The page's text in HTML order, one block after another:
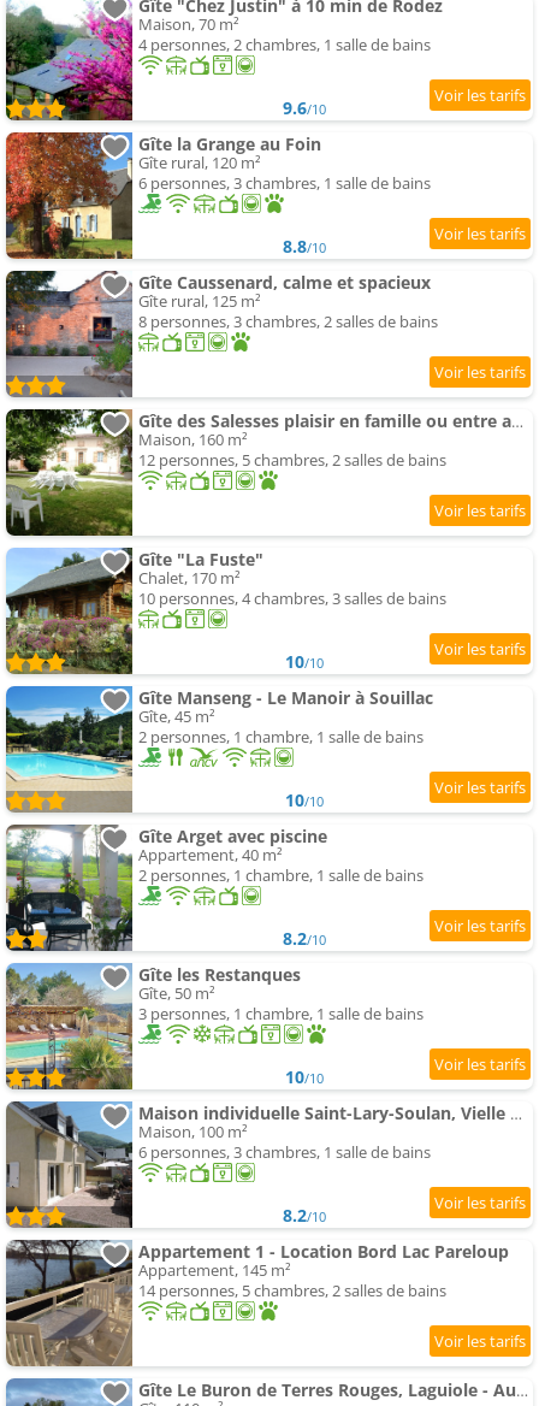
Gîte "Chez Justin" à 10 min de Rodez
Maison, 70 m²
4 personnes, 2 chambres, 1 salle de bains
9.6/10
Gîte la Grange au Foin
Gîte rural, 120 m²
6 personnes, 3 chambres, 1 salle de bains
8.8/10
Gîte Caussenard, calme et spacieux
Gîte rural, 125 m²
8 personnes, 3 chambres, 2 salles de bains
Gîte des Salesses plaisir en famille ou entre amis 5 chambres12PE
Maison, 160 m²
12 personnes, 5 chambres, 2 salles de bains
Gîte "La Fuste"
Chalet, 170 m²
10 personnes, 4 chambres, 3 salles de bains
10/10
Gîte Manseng - Le Manoir à Souillac
Gîte, 45 m²
2 personnes, 1 chambre, 1 salle de bains
10/10
Gîte Arget avec piscine
Appartement, 40 m²
2 personnes, 1 chambre, 1 salle de bains
8.2/10
Gîte les Restanques
Gîte, 50 m²
3 personnes, 1 chambre, 1 salle de bains
10/10
Maison individuelle Saint-Lary-Soulan, Vielle Aure
Maison, 100 m²
6 personnes, 3 chambres, 1 salle de bains
8.2/10
Appartement 1 - Location Bord Lac Pareloup
Appartement, 145 m²
14 personnes, 5 chambres, 2 salles de bains
Gîte Le Buron de Terres Rouges, Laguiole - Aubrac